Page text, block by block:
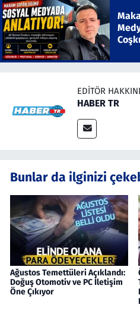
EDITÖR
HABER TR
Bunlar da ilginizi
Ağustos Temettüleri Açıklandı:
Doğuş Otomotiv ve PC İletişim
Öne Çıkıyor